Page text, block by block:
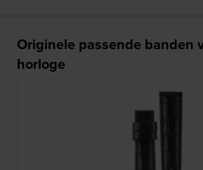
Originele passende banden
horloge